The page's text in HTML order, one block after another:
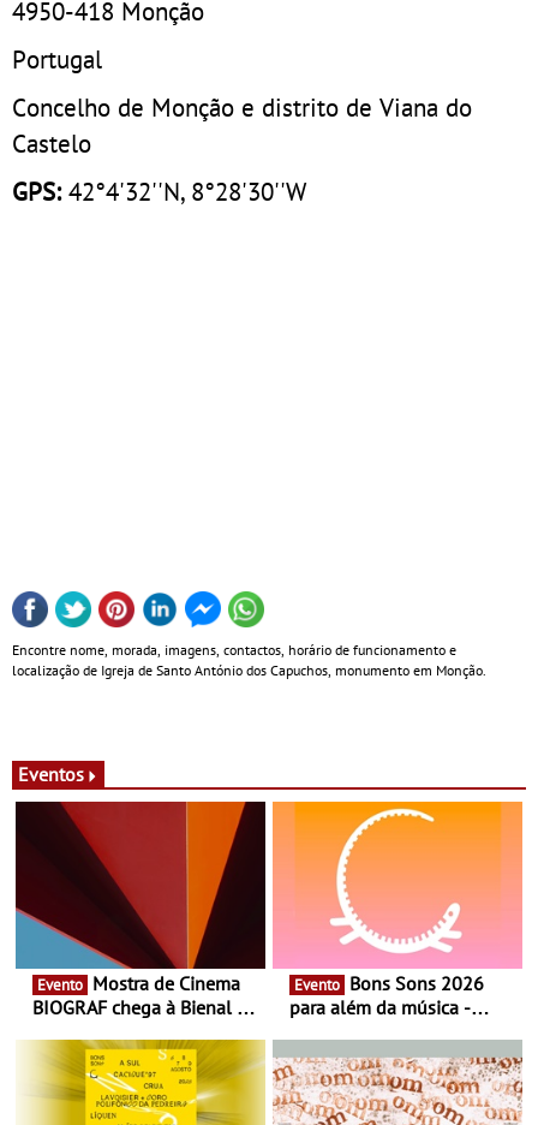
4950-418 Monção
Portugal
Concelho de Monção e distrito de Viana do
Castelo
GPS:42°4'32''N, 8°28'30''W
Encontre nome, morada, imagens, contactos, horário de funcionamento e
localização de Igreja de Santo António dos Capuchos, monumento em Monção.
Eventos
Evento
BIOGRAF chega à Bienal de
Documentário, ensaio
fílmico e práticas artísticas
Evento
para além da música -
percursos, oficinas,
atividades para toda a
família e muito mais